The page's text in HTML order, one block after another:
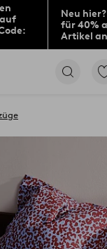
Neu
für 40%
Artikel